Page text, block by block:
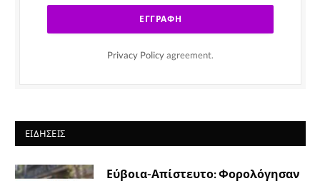
Privacy Policy agreement.
ΕΙΔΉΣΕΙΣ
Εύβοια-Απίστευτο: Φορολόγησαν